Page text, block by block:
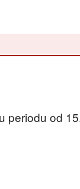
periodu od